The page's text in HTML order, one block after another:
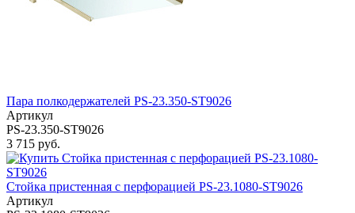
Пара полкодержателей PS-23.350-ST9026
Артикул
PS-23.350-ST9026
3 715 руб.
Стойка пристенная с перфорацией PS-23.1080-ST9026
Артикул